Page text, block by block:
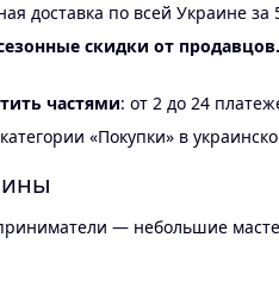
доставка по всей Украине
скидки от продавцов.
частями: от 2 до 24
«Покупки» в
— небольшие